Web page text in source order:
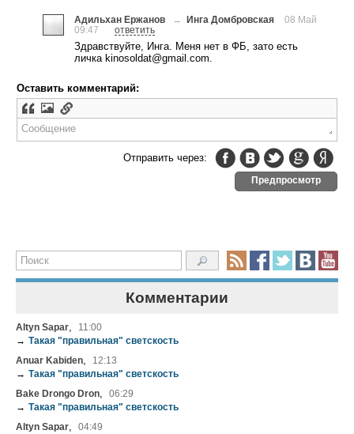
Комментарии
Altyn Sapar,
11:00
→ Такая "правильная" светскость
Anuar Kabiden,
12:13
→ Такая "правильная" светскость
Bake Drongo Dron, 06:29
→ Такая "правильная" светскость
Altyn Sapar, 04:49
Адильхан Ержанов → Инга Домбровская
08 Май
09:47
ответить
Здравствуйте, Инга. Меня нет в ФБ, зато есть
личка kinosoldat@gmail.com.
Оставить комментарий:
Отправить через:
Предпросмотр